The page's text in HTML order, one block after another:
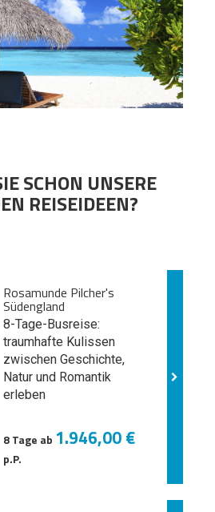
SCHON UNSERE
REISEIDEEN?
Rosamunde Pilcher's
Südengland
8-Tage-Busreise:
traumhafte Kulissen
zwischen Geschichte,
Natur und Romantik
erleben
8 Tage ab 1.946,00 €
p.P.